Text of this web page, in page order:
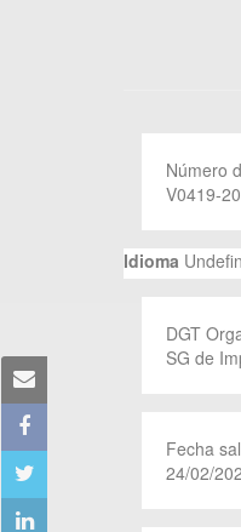
Número
V0419-20
Idioma
DGT
SG de
Fecha
24/02/